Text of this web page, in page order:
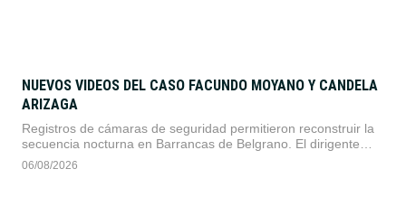
NUEVOS VIDEOS DEL CASO FACUNDO MOYANO Y CANDELA
ARIZAGA
Registros de cámaras de seguridad permitieron reconstruir la
secuencia nocturna en Barrancas de Belgrano. El dirigente
sindical continúa imputado por lesiones leves y privación
06/08/2026